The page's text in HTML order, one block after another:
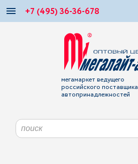
+7 (495) 36-36-678
мегамаркет ведущего
российского поставщика
автопринадлежностей